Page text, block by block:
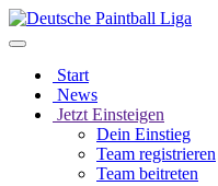
Start
News
Jetzt Einsteigen
Dein Einstieg
Team registrieren
Team beitreten